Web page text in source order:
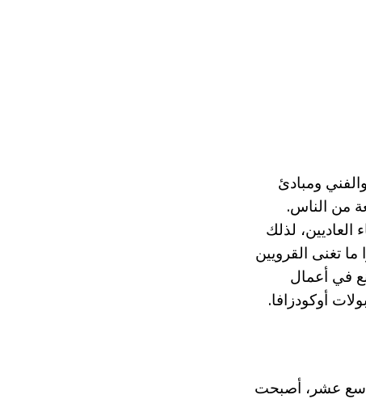
ومبادئ
من الناس.
لذلك
تغنى القرويين
في أعمال
أوكودزافا.
عشر، أصبحت